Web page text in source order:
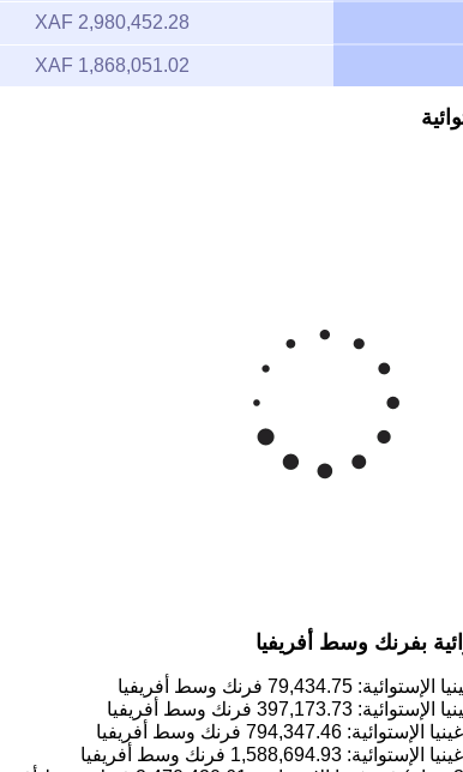
2,980,452.28 XAF
1,868,051.02 XAF
سعر الذهب فرنك وسط أفريفيا/للأونصة
May '26
79,434.75فرنك وسط أفريفيا
794,347.46 فرنك وسط أفريفيا
1,588,694.93 فرنك وسط أفريفيا
2,470,420.61فرنك وسط
3,971,737.32 فرنك وسط أفريفيا